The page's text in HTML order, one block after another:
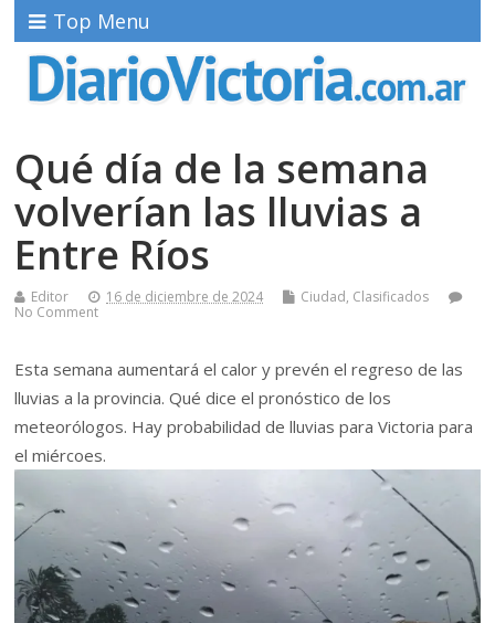
Top Menu
Qué día de la semana
volverían las lluvias a
Entre Ríos
Editor 16 de diciembre de 2024 Ciudad, Clasificados
No Comment
Esta semana aumentará el calor y prevén el regreso de las
lluvias a la provincia. Qué dice el pronóstico de los
meteorólogos. Hay probabilidad de lluvias para Victoria para
el miércoes.